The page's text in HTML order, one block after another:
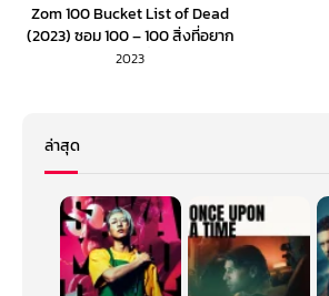
Zom 100 Bucket List of Dead
(2023) ซอม 100 – 100 สิ่งที่อยาก
ทำก่อนจะเป็นซอมบี้ (พากย์ไทย)
2023
ล่าสุด